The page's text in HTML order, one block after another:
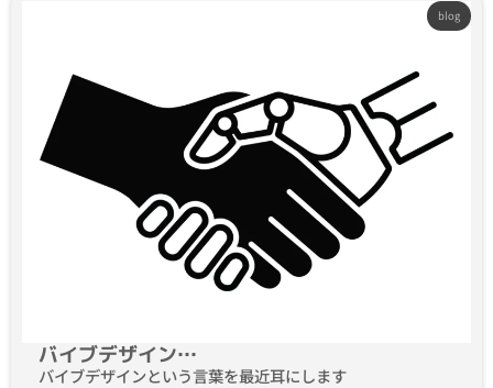
blog
バイブデザイン…
バイブデザインという言葉を最近耳にします